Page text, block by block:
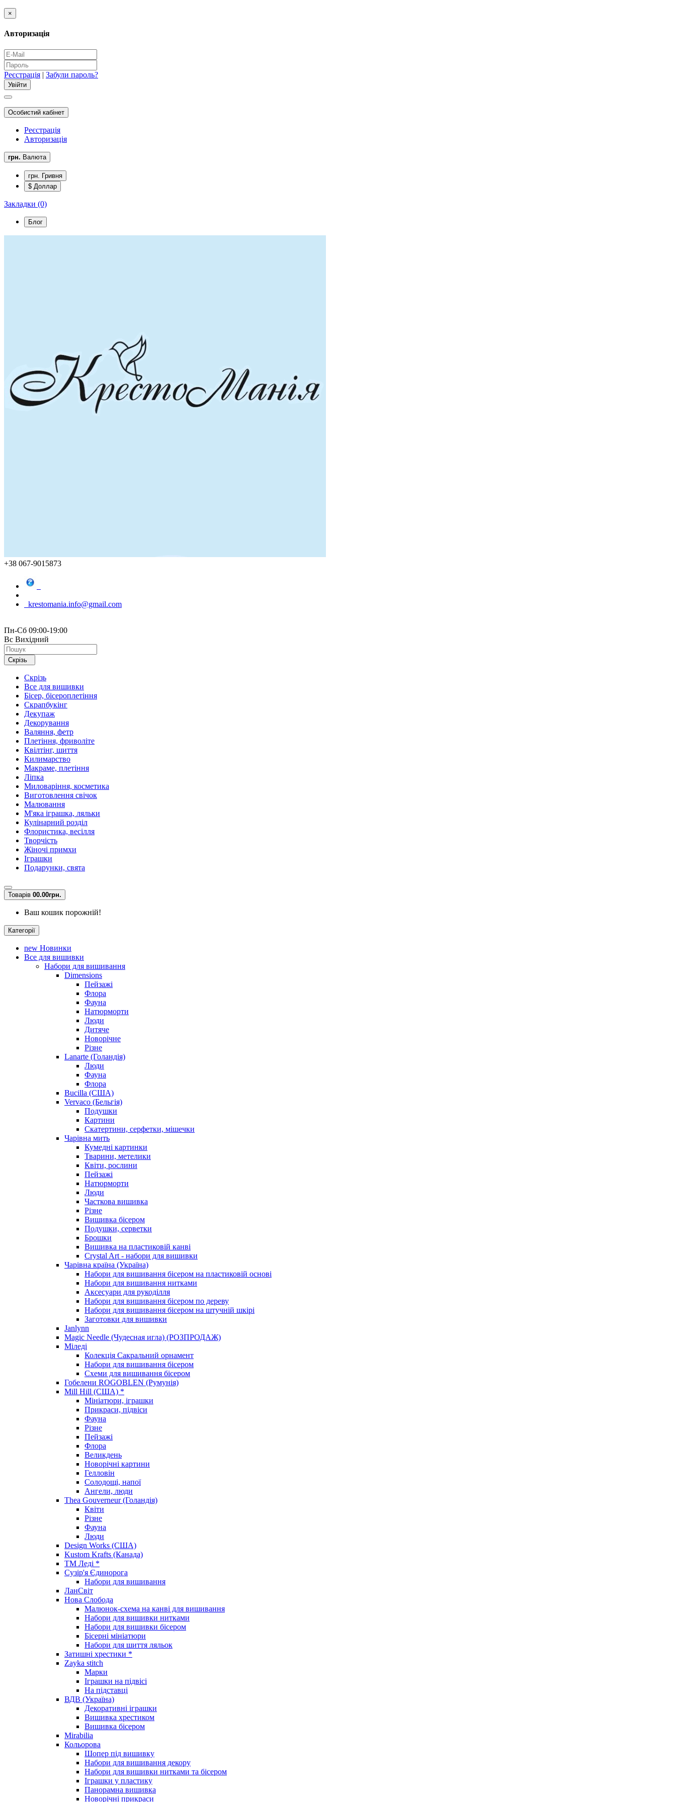
×
Авторизація
Реєстрація | Забули пароль?
Особистий кабінет
Реєстрація
Авторизація
грн. Валюта
грн. Гривня
$ Доллар
Закладки (0)
Блог
+38 067-9015873
krestomania.info@gmail.com
Пн-Сб 09:00-19:00
Вс Вихідний
Скрізь
Скрізь
Все для вишивки
Бісер, бісероплетіння
Скрапбукінг
Декупаж
Декорування
Валяння, фетр
Плетіння, фриволіте
Квілтінг, шиття
Килимарство
Макраме, плетіння
Ліпка
Миловаріння, косметика
Виготовлення свічок
Малювання
М'яка іграшка, ляльки
Кулінарний розділ
Флористика, весілля
Творчість
Жіночі примхи
Іграшки
Подарунки, свята
Товарів 00.00грн.
Ваш кошик порожній!
Категорії
new Новинки
Все для вишивки
Набори для вишивання
Dimensions
Пейзажі
Флора
Фауна
Натюрморти
Люди
Дитяче
Новорічне
Різне
Lanarte (Голандія)
Люди
Фауна
Флора
Bucilla (США)
Vervaco (Бельгія)
Подушки
Картини
Скатертини, серфетки, мішечки
Чарiвна мить
Кумедні картинки
Тварини, метелики
Квіти, рослини
Пейзажі
Натюрморти
Люди
Часткова вишивка
Різне
Вишивка бісером
Подушки, серветки
Брошки
Вишивка на пластиковій канві
Crystal Art - набори для вишивки
Чарівна країна (Україна)
Набори для вишивання бісером на пластиковій основі
Набори для вишивання нитками
Аксесуари для рукоділля
Набори для вишивання бісером по дереву
Набори для вишивання бісером на штучній шкірі
Заготовки для вишивки
Janlynn
Magic Needle (Чудесная игла) (РОЗПРОДАЖ)
Міледі
Колекція Сакральний орнамент
Набори для вишивання бісером
Схеми для вишивання бісером
Гобелени ROGOBLEN (Румунія)
Mill Hill (США) *
Мініатюри, іграшки
Прикраси, підвіси
Фауна
Різне
Пейзажі
Флора
Великдень
Новорічні картини
Гелловін
Солодощі, напої
Ангели, люди
Thea Gouverneur (Голандія)
Квіти
Різне
Фауна
Люди
Design Works (США)
Kustom Krafts (Канада)
ТМ Леді *
Сузір'я Єдинорога
Набори для вишивання
ЛанСвіт
Нова Слобода
Малюнок-схема на канві для вишивання
Набори для вишивки нитками
Набори для вишивки бісером
Бісерні мініатюри
Набори для шиття ляльок
Затишні хрестики *
Zayka stitch
Марки
Іграшки на підвісі
На підставці
ВДВ (Україна)
Декоративні іграшки
Вишивка хрестиком
Вишивка бісером
Mirabilia
Кольорова
Шопер під вишивку
Набори для вишивання декору
Набори для вишивки нитками та бісером
Іграшки у пластику
Панорамна вишивка
Новорічні прикраси